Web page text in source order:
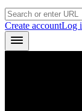
Create accountLog